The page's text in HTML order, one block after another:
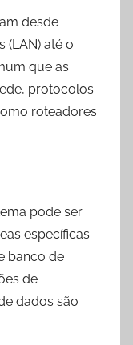
desde
(LAN) até o
que as
protocolos
roteadores
pode ser
específicas.
banco de
de
dados são